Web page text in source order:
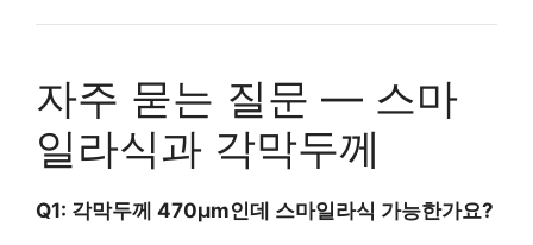
자주 묻는 질문 — 스마
일라식과 각막두께
Q1: 각막두께 470μm인데 스마일라식 가능한가요?